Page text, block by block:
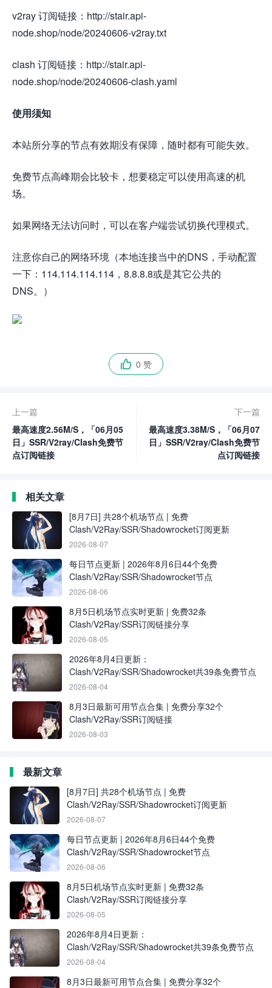
v2ray 订阅链接：http://stair.api-
node.shop/node/20240606-v2ray.txt
clash 订阅链接：http://stair.api-
node.shop/node/20240606-clash.yaml
使用须知
本站所分享的节点有效期没有保障，随时都有可能失效。
免费节点高峰期会比较卡，想要稳定可以使用高速的机
场。
如果网络无法访问时，可以在客户端尝试切换代理模式。
注意你自己的网络环境（本地连接当中的DNS，手动配置
一下：114.114.114.114，8.8.8.8或是其它公共的
DNS。）
 0 赞
上一篇
最高速度2.56M/S，「06月05
日」SSR/V2ray/Clash免费节
点订阅链接
下一篇
最高速度3.38M/S，「06月07
日」SSR/V2ray/Clash免费节
点订阅链接
相关文章
[8月7日] 共28个机场节点 | 免费
Clash/V2Ray/SSR/Shadowrocket订阅更新
2026-08-07
每日节点更新 | 2026年8月6日44个免费
Clash/V2Ray/SSR/Shadowrocket节点
2026-08-06
8月5日机场节点实时更新 | 免费32条
Clash/V2Ray/SSR订阅链接分享
2026-08-05
2026年8月4日更新：
Clash/V2Ray/SSR/Shadowrocket共39条免费节点
2026-08-04
8月3日最新可用节点合集 | 免费分享32个
Clash/V2Ray/SSR订阅链接
2026-08-03
最新文章
[8月7日] 共28个机场节点 | 免费
Clash/V2Ray/SSR/Shadowrocket订阅更新
2026-08-07
每日节点更新 | 2026年8月6日44个免费
Clash/V2Ray/SSR/Shadowrocket节点
2026-08-06
8月5日机场节点实时更新 | 免费32条
Clash/V2Ray/SSR订阅链接分享
2026-08-05
2026年8月4日更新：
Clash/V2Ray/SSR/Shadowrocket共39条免费节点
2026-08-04
8月3日最新可用节点合集 | 免费分享32个